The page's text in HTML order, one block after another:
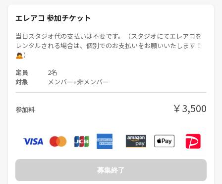
エレアコ 参加チケット
当日スタジオ代の支払いは不要です。（スタジオにてエレアコを
レンタルされる場合は、個別でのお支払いをお願いいたします！
🙇）
定員 2名
対象 メンバー+非メンバー
参加料 ￥3,500
募集終了